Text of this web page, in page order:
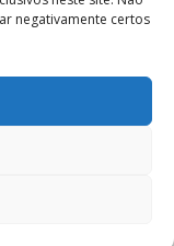
negativamente certos
Paulo